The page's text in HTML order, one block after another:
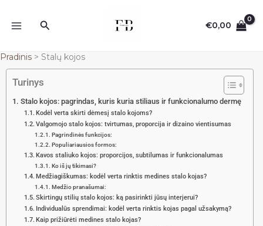
turinio
Paieška €0,00
Pradinis Stalų kojos
Turinys
Stalo kojos: pagrindas, kuris kuria stiliaus ir funkcionalumo dermę
Kodėl verta skirti dėmesį stalo kojoms?
Valgomojo stalo kojos: tvirtumas, proporcija ir dizaino vientisumas
Pagrindinės funkcijos:
Populiariausios formos:
Kavos staliuko kojos: proporcijos, subtilumas ir funkcionalumas
Ko iš jų tikimasi?
Medžiagiškumas: kodėl verta rinktis medines stalo kojas?
Medžio pranašumai:
Skirtingų stilių stalo kojos: ką pasirinkti jūsų interjerui?
Individualūs sprendimai: kodėl verta rinktis kojas pagal užsakymą?
Kaip prižiūrėti medines stalo kojas?